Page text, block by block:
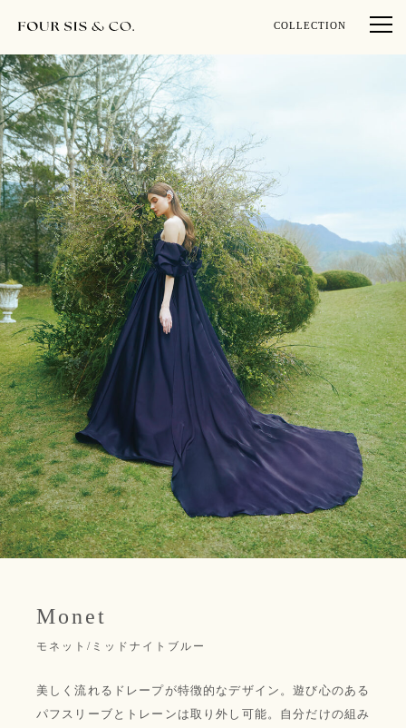
COLLECTION
Monet
モネット/ミッドナイトブルー
美しく流れるドレープが特徴的なデザイン。遊び心のある
パフスリーブとトレーンは取り外し可能。自分だけの組み